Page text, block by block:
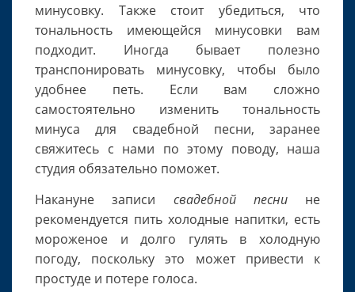
минусовку. Также стоит убедиться, что
тональность имеющейся минусовки вам
подходит. Иногда бывает полезно
транспонировать минусовку, чтобы было
удобнее петь. Если вам сложно
самостоятельно изменить тональность
минуса для свадебной песни, заранее
свяжитесь с нами по этому поводу, наша
студия обязательно поможет.
Накануне записи свадебной песнине
рекомендуется пить холодные напитки, есть
мороженое и долго гулять в холодную
погоду, поскольку это может привести к
простуде и потере голоса.